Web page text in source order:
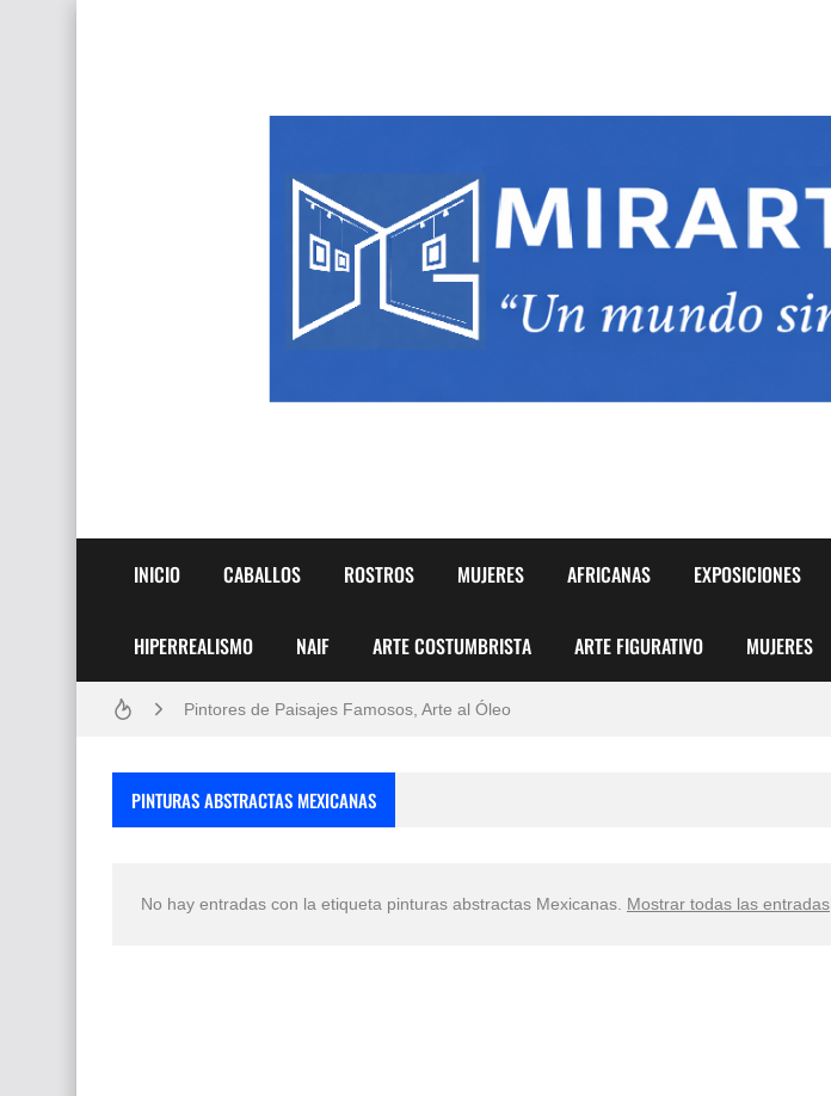
INICIO CABALLOS ROSTROS MUJERES AFRICANAS EXPOSICIONES
HIPERREALISMO NAIF ARTE COSTUMBRISTA ARTE FIGURATIVO MUJERES
Frutas y Flores Para Colorear Imágenes
Pintores de Paisajes Famosos, Arte al Óleo
PINTURAS ABSTRACTAS MEXICANAS
No hay entradas con la etiqueta pinturas abstractas Mexicanas Mostrar todas las entradas